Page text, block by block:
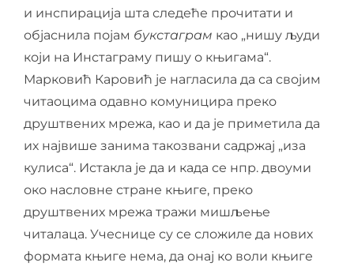
и инспирација шта следеће прочитати и
објаснила појам букстаграм као „нишу људи
који на Инстаграму пишу о књигама“.
Марковић Каровић је нагласила да са својим
читаоцима одавно комуницира преко
друштвених мрежа, као и да је приметила да
их највише занима такозвани садржај „иза
кулиса“. Истакла је да и када се нпр. двоуми
око насловне стране књиге, преко
друштвених мрежа тражи мишљење
читалаца. Учеснице су се сложиле да нових
формата књиге нема, да онај ко воли књиге